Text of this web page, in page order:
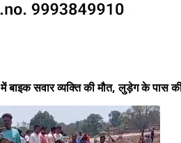
सवार व्यक्ति की मौत, लुड़ेग के पास